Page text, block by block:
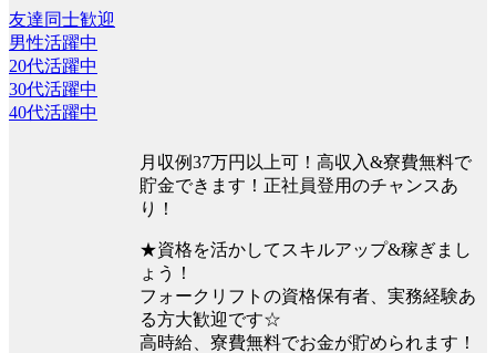
友達同士歓迎
男性活躍中
20代活躍中
30代活躍中
40代活躍中
月収例37万円以上可！高収入&寮費無料で
貯金できます！正社員登用のチャンスあ
り！
★資格を活かしてスキルアップ&稼ぎまし
ょう！
フォークリフトの資格保有者、実務経験あ
る方大歓迎です☆
高時給、寮費無料でお金が貯められます！